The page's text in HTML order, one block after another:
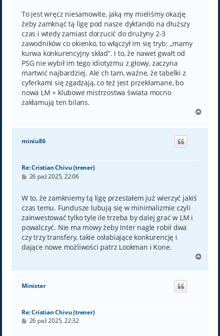
To jest wręcz niesamowite, jaką my mieliśmy okazję
żeby zamknąć tą ligę pod nasze dyktando na dłuższy
czas i wtedy zamiast dorzucić do drużyny 2-3
zawodników co okienko, to włączył im się tryb: „mamy
kurwa konkurencyjny skład”. I to, że nawet gwałt od
PSG nie wybił im tego idiotyzmu z głowy, zaczyna
martwić najbardziej. Ale ch tam, ważne, że tabelki z
cyferkami się zgadzają, co też jest przekłamane, bo
nowa LM + klubowe mistrzostwa świata mocno
zakłamują ten bilans.
g
miniu86
Re: Cristian Chivu (trener)
P
t
26 paź 2025, 22:06
W to, że zamkniemy tą ligę przestałem już wierzyć jakiś
czas temu. Fundusze lubują się w minimalizmie czyli
zainwestować tylko tyle ile trzeba by dalej grać w LM i
powalczyć. Nie ma mowy żeby Inter nagle robił dwa
czy trzy transfery, takie osłabiające konkurencję i
dające nowe możliwości patrz Lookman i Kone.
g
Minister
Re: Cristian Chivu (trener)
P26 paź 2025, 22:32